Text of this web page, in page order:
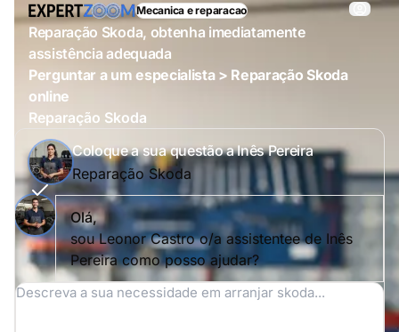
Mecanica e reparacao
Reparação Skoda, obtenha imediatamente
assistência adequada
Perguntar a um especialista > Reparação Skoda
online
Reparação Skoda
Coloque a sua questão a Inês Pereira
Reparação Skoda
Olá,
sou Leonor Castro o/a assistentee de Inês
Pereira como posso ajudar?